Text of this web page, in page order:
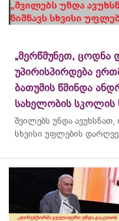
„მერწმუნეთ, ცოდნა
უპირისპირდება
ბათუმის წმინდა
სახელობის
შვილებს უნდა
სხვისი უფლების